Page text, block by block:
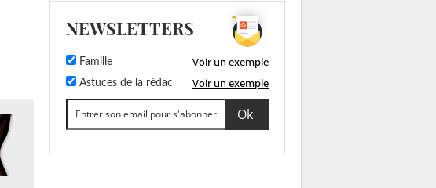
NEWSLETTERS
Famille Voir un exemple
Astuces de la rédac Voir un exemple